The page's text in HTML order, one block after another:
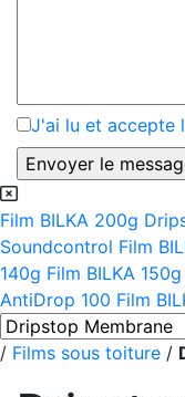
J'ai lu et accepte
Film BILKA 200g
Soundcontrol Film
140g Film BILKA 150g
AntiDrop 100 Film
/ Films sous toiture /